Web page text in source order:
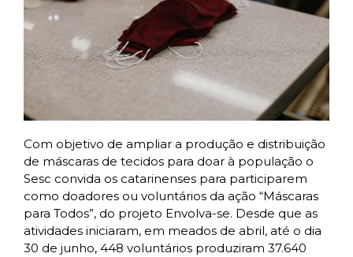
Com objetivo de ampliar a produção e distribuição
de máscaras de tecidos para doar à população o
Sesc convida os catarinenses para participarem
como doadores ou voluntários da ação “Máscaras
para Todos”, do projeto Envolva-se. Desde que as
atividades iniciaram, em meados de abril, até o dia
30 de junho, 448 voluntários produziram 37.640